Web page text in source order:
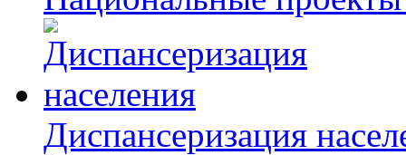
Диспансеризация